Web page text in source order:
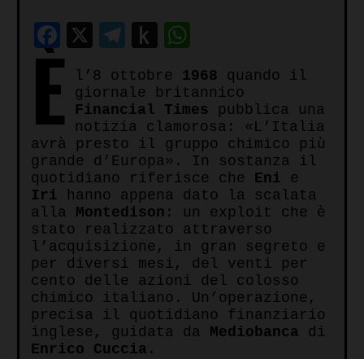
Facebook
X Telegram
Push
Kindle
È l’8 ottobre 1968 quando il
giornale britannico
Financial Times pubblica una
notizia clamorosa: «L’Italia
avrà presto il gruppo chimico più
grande d’Europa». In sostanza il
quotidiano riferisce che Eni e
Iri hanno appena dato la scalata
alla Montedison : un exploit che è
stato realizzato attraverso
l’acquisizione, in gran segreto e
per diversi mesi, del venti per
cento delle azioni del colosso
chimico italiano. Un’operazione,
precisa il quotidiano finanziario
inglese, guidata da Mediobanca di
Enrico Cuccia .